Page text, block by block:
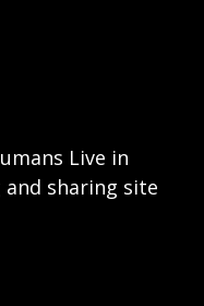
Live in
sharing site